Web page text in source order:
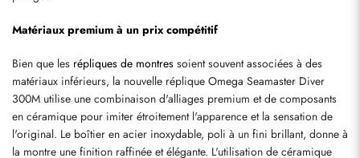
Matériaux premium à un prix compétitif
Bien que les répliques de montres soient souvent associées à des
matériaux inférieurs, la nouvelle réplique Omega Seamaster Diver
300M utilise une combinaison d'alliages premium et de composants
en céramique pour imiter étroitement l'apparence et la sensation de
l'original. Le boîtier en acier inoxydable, poli à un fini brillant, donne à
la montre une finition raffinée et élégante. L'utilisation de céramique